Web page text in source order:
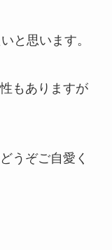
と思います。
もありますが
うぞご自愛く